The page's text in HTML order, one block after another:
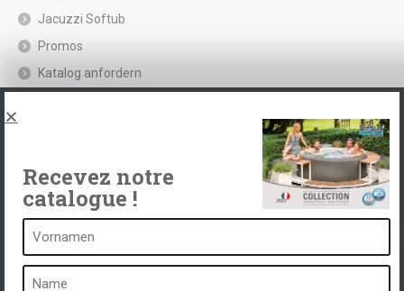
Jacuzzi Softub
Promos
Katalog anfordern
Ein Spa ist ...
Recevez notre
catalogue !